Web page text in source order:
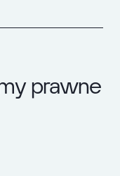
prawne